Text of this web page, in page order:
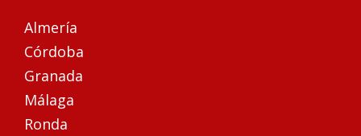
Almería
Córdoba
Granada
Málaga
Ronda